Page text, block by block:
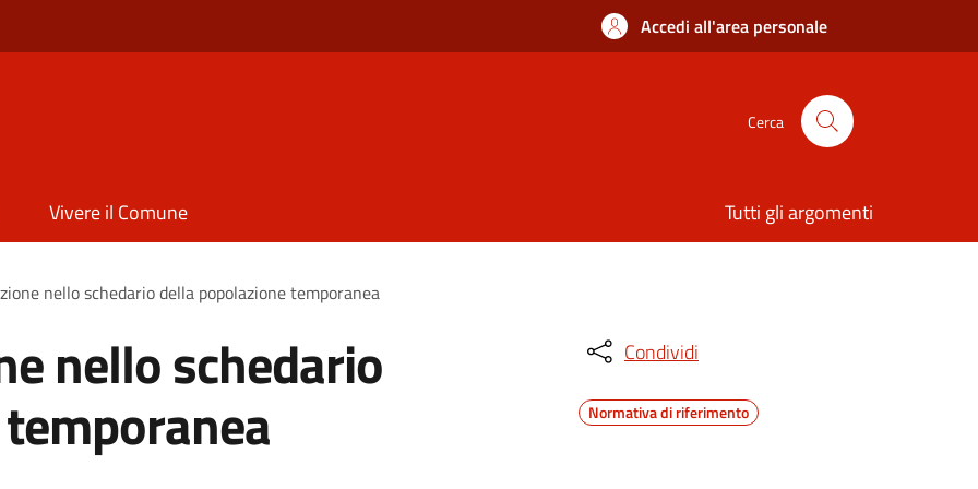
Accedi all'area personale
Cerca
Vivere il Comune Tutti gli argomenti
nello schedario della popolazione temporanea
nello schedario Condividi
Normativa di riferimento